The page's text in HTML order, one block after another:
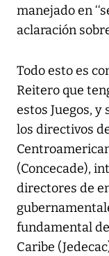
manejado en
aclaración
Todo esto es
Reitero que
estos Juegos,
los directivos
(Concecade),
directores de
fundamental
Caribe